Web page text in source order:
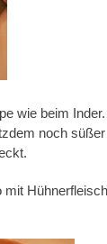
wie beim
noch